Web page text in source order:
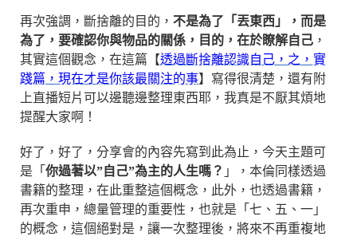
再次強調，斷捨離的目的， 不是為了「丟東西」，而是
為了，要確認你與物品的關係，目的，在於瞭解自己 ，
其實這個觀念，在這篇【透過斷捨離認識自己，之，實
踐篇，現在才是你該最關注的事】寫得很清楚，還有附
上直播短片可以邊聽邊整理東西耶，我真是不厭其煩地
提醒大家啊！
好了，好了，分享會的內容先寫到此為止，今天主題可
是「 你過著以”自己”為主的人生嗎？ 」，本倫同樣透過
書籍的整理，在此重整這個概念，此外，也透過書籍，
再次重申，總量管理的重要性，也就是「七、五、一」
的概念，這個絕對是，讓一次整理後，將來不再重複地